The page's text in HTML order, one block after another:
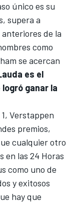
único es su
supera a
de la
como
se acercan
es el
ganar la
Verstappen
premios,
cualquier otro
en las 24 Horas
como uno de
y exitosos
hay que